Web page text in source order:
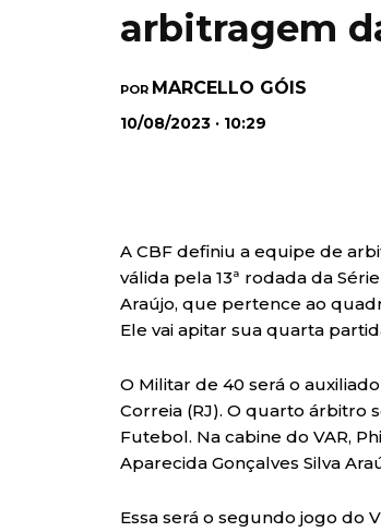
arbitragem
POR MARCELLO GÓIS
10/08/2023 · 10:29
A CBF definiu a equipe de
válida pela 13ª rodada da
Araújo, que pertence ao
Ele vai apitar sua quarta
O Militar de 40 será o
Correia (RJ). O quarto árbitro
Futebol. Na cabine do VAR,
Aparecida Gonçalves Silva
Essa será o segundo jogo do